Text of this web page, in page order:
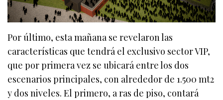
Por último, esta mañana se revelaron las
características que tendrá el exclusivo sector VIP,
que por primera vez se ubicará entre los dos
escenarios principales, con alrededor de 1.500 mt2
y dos niveles. El primero, a ras de piso, contará